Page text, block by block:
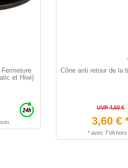
et Hiwi)
Cône anti retour de la
UVP 4,50 €
3,60 €
* avec TVAhors